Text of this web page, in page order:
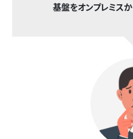
基盤をオンプレミス